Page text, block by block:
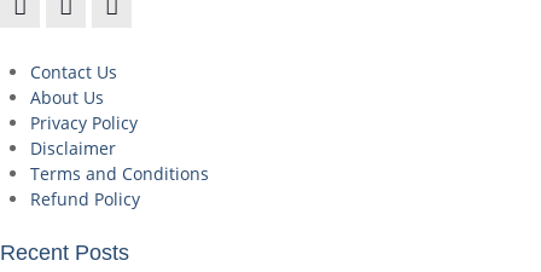
Contact Us
About Us
Privacy Policy
Disclaimer
Terms and Conditions
Refund Policy
Recent Posts